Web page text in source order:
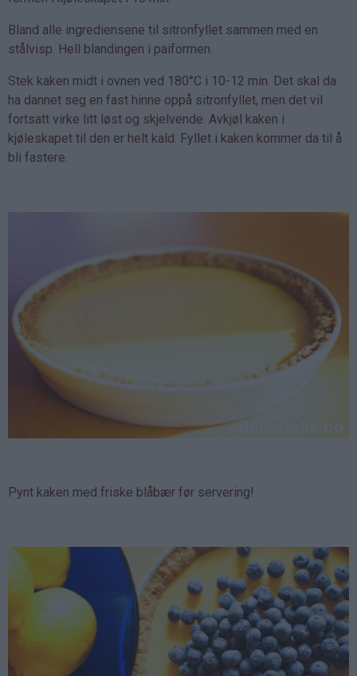
Bland alle ingrediensene til sitronfyllet sammen med en
stålvisp. Hell blandingen i paiformen.
Stek kaken midt i ovnen ved 180°C i 10-12 min. Det skal da
ha dannet seg en fast hinne oppå sitronfyllet, men det vil
fortsatt virke litt løst og skjelvende. Avkjøl kaken i
kjøleskapet til den er helt kald. Fyllet i kaken kommer da til å
bli fastere.
Pynt kaken med friske blåbær før servering!